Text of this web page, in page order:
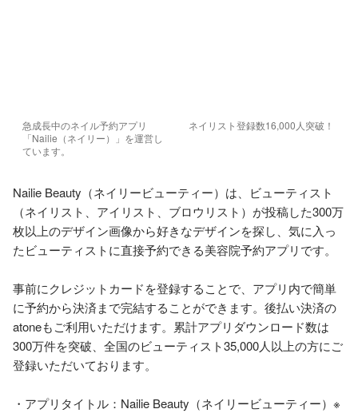
急成長中のネイル予約アプリ
「Nailie（ネイリー）」を運営し
ています。
ネイリスト登録数16,000人突破！
Nailie Beauty（ネイリービューティー）は、ビューティスト
（ネイリスト、アイリスト、ブロウリスト）が投稿した300万
枚以上のデザイン画像から好きなデザインを探し、気に入っ
たビューティストに直接予約できる美容院予約アプリです。
事前にクレジットカードを登録することで、アプリ内で簡単
に予約から決済まで完結することができます。後払い決済の
atoneもご利用いただけます。累計アプリダウンロード数は
300万件を突破、全国のビューティスト35,000人以上の方にご
登録いただいております。
・アプリタイトル：Nailie Beauty（ネイリービューティー）※